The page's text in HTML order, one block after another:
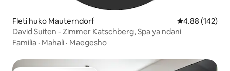
Fleti huko Mauterndorf Ukadiriaji wa
4.88 (142)
David Suiten - Zimmer Katschberg, Spa ya ndani
Familia · Mahali · Maegesho